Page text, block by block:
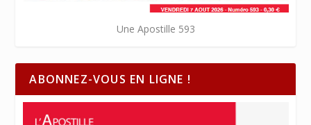
Une Apostille 593
ABONNEZ-VOUS EN LIGNE !